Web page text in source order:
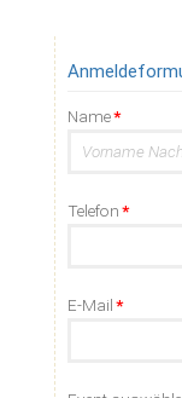
Pflichtfeld
Name*
Pflichtfeld
Telefon*
Pflichtfeld
E-Mail*